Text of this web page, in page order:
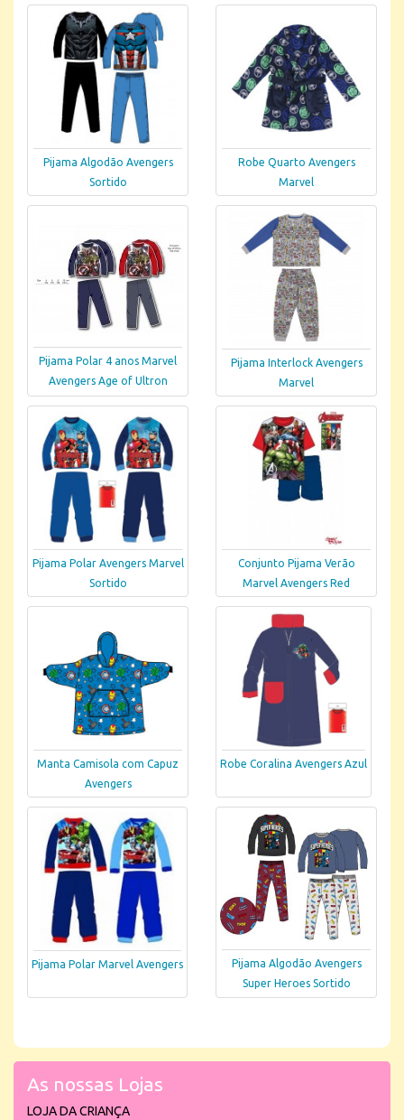
Pijama Algodão Avengers
Sortido
Robe Quarto Avengers
Marvel
Pijama Polar 4 anos Marvel
Avengers Age of Ultron
Pijama Interlock Avengers
Marvel
Pijama Polar Avengers Marvel
Sortido
Conjunto Pijama Verão
Marvel Avengers Red
Manta Camisola com Capuz
Avengers
Robe Coralina Avengers Azul
Pijama Polar Marvel Avengers
Pijama Algodão Avengers
Super Heroes Sortido
As nossas Lojas
LOJA DA CRIANÇA